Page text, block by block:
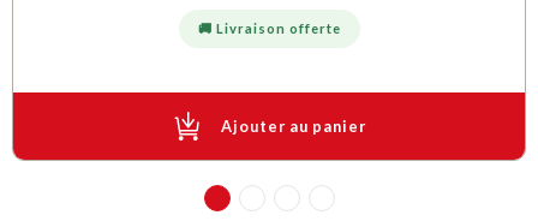
🚚 Livraison offerte
Ajouter au panier